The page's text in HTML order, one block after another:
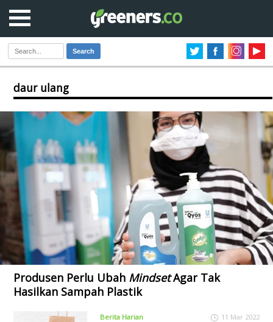
Search
daur ulang
Produsen Perlu Ubah MindsetAgar Tak
Hasilkan Sampah Plastik
Berita Harian 11 Mar 2022